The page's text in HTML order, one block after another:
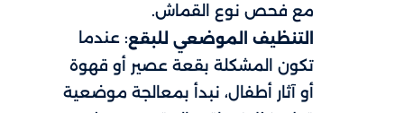
مع فحص نوع القماش.
التنظيف الموضعي للبقع: عندما
تكون المشكلة بقعة عصير أو قهوة
أو آثار أطفال، نبدأ بمعالجة موضعية